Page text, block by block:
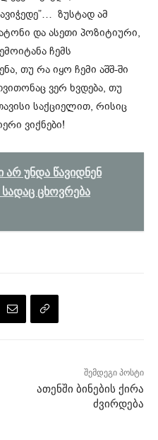
ზუსტად ამ
და ასეთი პოზიტიური,
ჩემს
თუ რა იყო ჩემი აშშ-ში
ვერ ხვდება, თუ
საქციელით, რისიც
ვიქნები!
არ უნდა წავიდნენ
სადაც ცხოვრება
შემდეგი პოსტი
ათენში ბინების ქირა
ძვირდება